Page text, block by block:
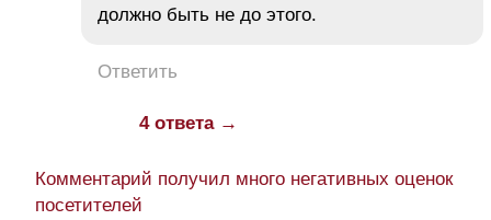
должно быть не до этого.
Ответить
4 ответа →
Комментарий получил много негативных оценок
посетителей